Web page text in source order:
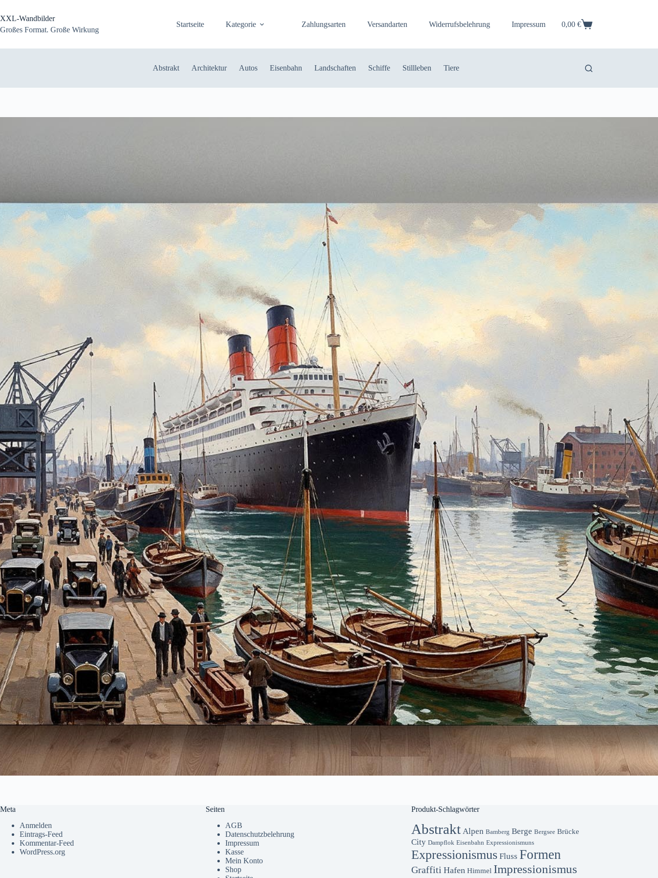
springen
XXL-Wandbilder
Großes Format. Große Wirkung
Startseite Kategorie Zahlungsarten Versandarten Widerrufsbelehrung Impressum Warenkorb
0,00 €
Abstrakt Architektur Autos Eisenbahn Landschaften Schiffe Stillleben Tiere
Meta
Anmelden
Eintrags-Feed
Kommentar-Feed
WordPress.org
Seiten
AGB
Datenschutzbelehrung
Impressum
Kasse
Mein Konto
Shop
Produkt-Schlagwörter
Abstrakt Alpen Bamberg Berge Bergsee Brücke
City Dampflok Eisenbahn Expressionismuns
Expressionismus Fluss Formen
Graffiti Hafen Himmel Impressionismus